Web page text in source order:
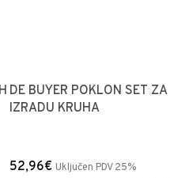
DE BUYER POKLON SET ZA
IZRADU KRUHA
52,96€ Uključen PDV 25%